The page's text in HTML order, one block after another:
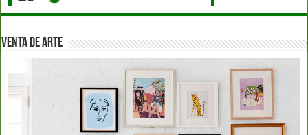
VENTA DE ARTE